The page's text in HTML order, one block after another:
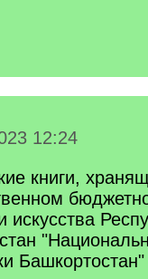
12:24
книги,
искусства
Башкортостан"